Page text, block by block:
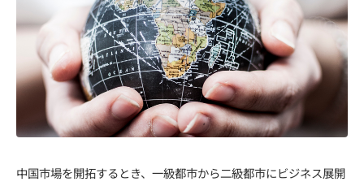
中国市場を開拓するとき、一級都市から二級都市にビジネス展開